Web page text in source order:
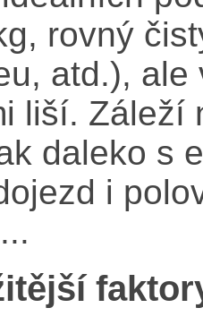
rovný
atd.),
liší. Záleží
daleko s
i